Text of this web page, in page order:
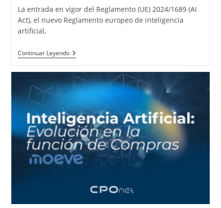
La entrada en vigor del Reglamento (UE) 2024/1689 (AI
Act), el nuevo Reglamento europeo de inteligencia
artificial,
Continuar Leyendo